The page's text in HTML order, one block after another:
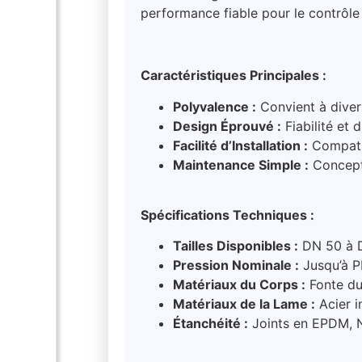
performance fiable pour le
Caractéristiques Principales :
Polyvalence : Convient à
Design Éprouvé : Fiabilité et
Facilité d’Installation :
Maintenance Simple :
Spécifications Techniques :
Tailles Disponibles : DN 50 à
Pression Nominale : Jusqu’à
Matériaux du Corps : Fonte
Matériaux de la Lame : Acier
Étanchéité : Joints en EPDM,